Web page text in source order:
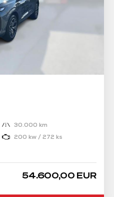
30.000 km
200 kw / 272 ks
54.600,00 EUR